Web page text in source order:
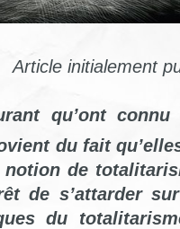
Article initialement
qu’ont
du fait
de
de s’attarder
du